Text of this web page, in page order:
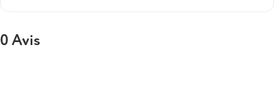
0 Avis